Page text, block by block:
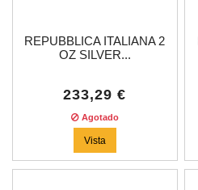
REPUBBLICA ITALIANA 2
OZ SILVER...
233,29 €
Agotado
Vista